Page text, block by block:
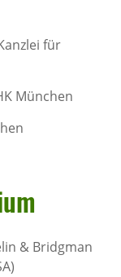
für
München
& Bridgman